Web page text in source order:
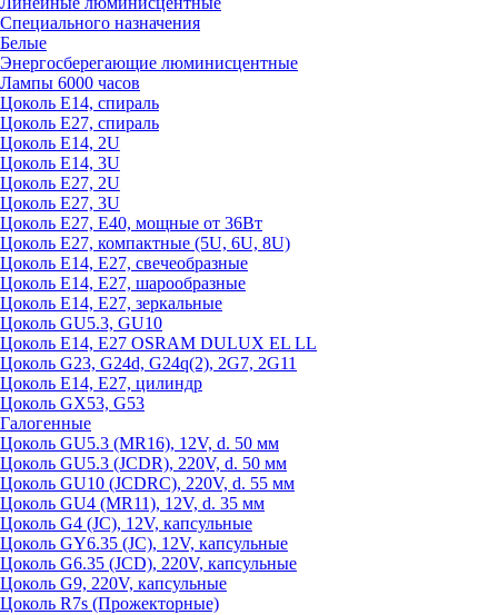
Специального назначения
Белые
Энергосберегающие люминисцентные
Лампы 6000 часов
Цоколь Е14, спираль
Цоколь Е27, спираль
Цоколь Е14, 2U
Цоколь Е14, 3U
Цоколь Е27, 2U
Цоколь Е27, 3U
Цоколь Е27, Е40, мощные от 36Вт
Цоколь Е27, компактные (5U, 6U, 8U)
Цоколь Е14, Е27, свечеобразные
Цоколь Е14, Е27, шарообразные
Цоколь Е14, Е27, зеркальные
Цоколь GU5.3, GU10
Цоколь Е14, Е27 OSRAM DULUX EL LL
Цоколь G23, G24d, G24q(2), 2G7, 2G11
Цоколь Е14, Е27, цилиндр
Цоколь GX53, G53
Галогенные
Цоколь GU5.3 (MR16), 12V, d. 50 мм
Цоколь GU5.3 (JCDR), 220V, d. 50 мм
Цоколь GU10 (JCDRC), 220V, d. 55 мм
Цоколь GU4 (MR11), 12V, d. 35 мм
Цоколь G4 (JC), 12V, капсульные
Цоколь GY6.35 (JC), 12V, капсульные
Цоколь G6.35 (JCD), 220V, капсульные
Цоколь G9, 220V, капсульные
Цоколь R7s (Прожекторные)